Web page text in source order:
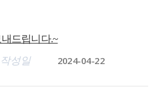
드립니다.~
작성일 2024-04-22